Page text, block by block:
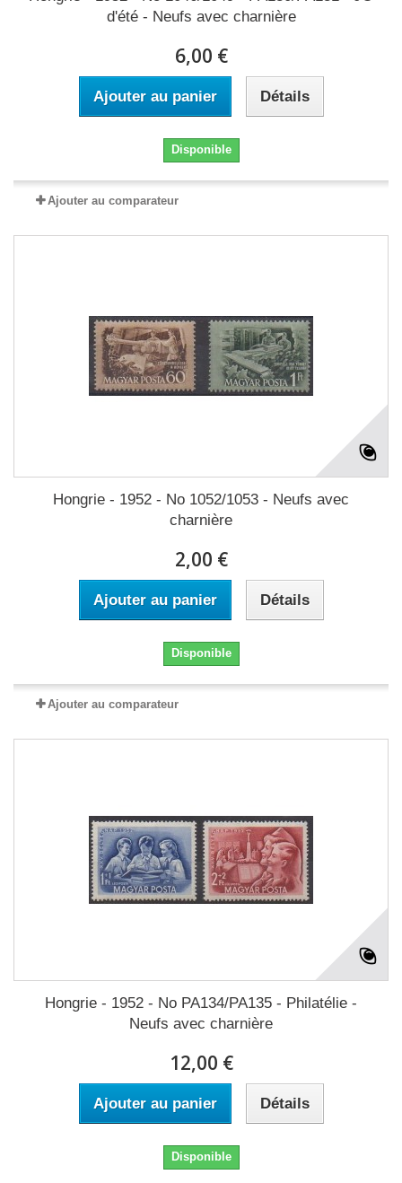
d'été - Neufs avec charnière
6,00 €
Ajouter au panier Détails
Disponible
Ajouter au comparateur
Hongrie - 1952 - No 1052/1053 - Neufs avec
charnière
2,00 €
Ajouter au panier Détails
Disponible
Ajouter au comparateur
Hongrie - 1952 - No PA134/PA135 - Philatélie -
Neufs avec charnière
12,00 €
Ajouter au panier Détails
Disponible